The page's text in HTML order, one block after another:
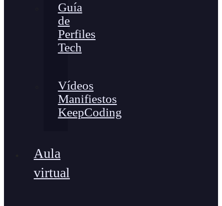
Guía
de
Perfiles
Tech
Vídeos
Manifiestos
KeepCoding
Aula
virtual